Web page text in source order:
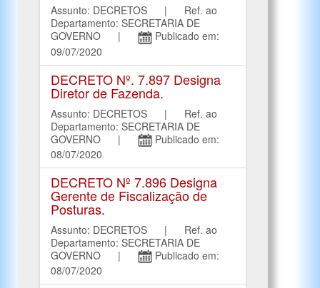
Assunto: DECRETOS | Ref. ao
Departamento: SECRETARIA DE
GOVERNO |
Publicado em:
09/07/2020
DECRETO Nº. 7.897 Designa
Diretor de Fazenda.
Assunto: DECRETOS | Ref. ao
Departamento: SECRETARIA DE
GOVERNO |
Publicado em:
08/07/2020
DECRETO Nº 7.896 Designa
Gerente de Fiscalização de
Posturas.
Assunto: DECRETOS | Ref. ao
Departamento: SECRETARIA DE
GOVERNO |
Publicado em:
08/07/2020